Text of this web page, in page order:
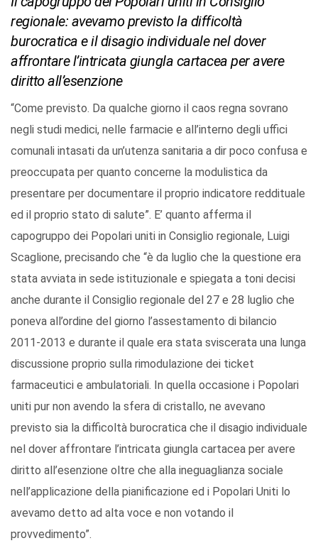
regionale: avevamo previsto la difficoltà
burocratica e il disagio individuale nel dover
affrontare l’intricata giungla cartacea per avere
diritto all’esenzione
“Come previsto. Da qualche giorno il caos regna sovrano
negli studi medici, nelle farmacie e all’interno degli uffici
comunali intasati da un’utenza sanitaria a dir poco confusa e
preoccupata per quanto concerne la modulistica da
presentare per documentare il proprio indicatore reddituale
ed il proprio stato di salute”. E’ quanto afferma il
capogruppo dei Popolari uniti in Consiglio regionale, Luigi
Scaglione, precisando che “è da luglio che la questione era
stata avviata in sede istituzionale e spiegata a toni decisi
anche durante il Consiglio regionale del 27 e 28 luglio che
poneva all’ordine del giorno l’assestamento di bilancio
2011-2013 e durante il quale era stata sviscerata una lunga
discussione proprio sulla rimodulazione dei ticket
farmaceutici e ambulatoriali. In quella occasione i Popolari
uniti pur non avendo la sfera di cristallo, ne avevano
previsto sia la difficoltà burocratica che il disagio individuale
nel dover affrontare l’intricata giungla cartacea per avere
diritto all’esenzione oltre che alla ineguaglianza sociale
nell’applicazione della pianificazione ed i Popolari Uniti lo
avevamo detto ad alta voce e non votando il
provvedimento”.